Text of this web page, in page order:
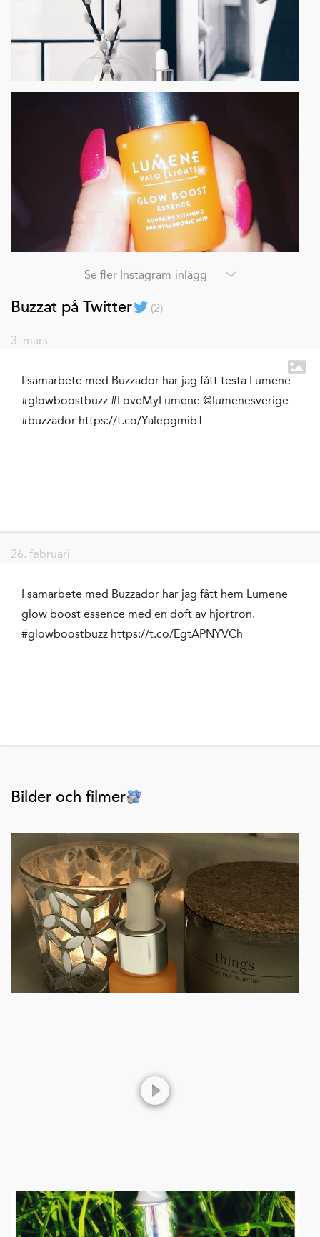
Se fler Instagram-inlägg
Buzzat på Twitter (2)
3. mars
I samarbete med Buzzador har jag fått testa Lumene
#glowboostbuzz #LoveMyLumene @lumenesverige
#buzzador https://t.co/YalepgmibT
26. februari
I samarbete med Buzzador har jag fått hem Lumene
glow boost essence med en doft av hjortron.
#glowboostbuzz https://t.co/EgtAPNYVCh
Bilder och filmer